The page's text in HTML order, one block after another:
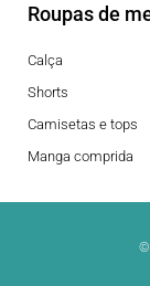
Roupas de
Calça
Shorts
Camisetas e tops
Manga comprida
©